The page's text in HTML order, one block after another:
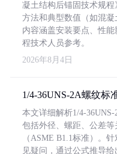
凝土结构后锚固技术规程
方法和典型数值（如混凝
内容涵盖安装要点、性
程技术人员参考。
2026年8月4日
1/4-36UNS-2A螺纹标
本文详细解析1/4-
包括外径、螺距、公差
（ASME B1.1标准）。
见疑问，通过公式推导